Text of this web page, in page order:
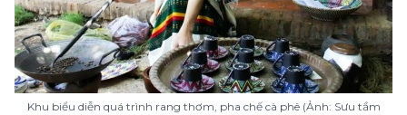
Khu biểu diễn quá trình rang thơm, pha chế cà phê (Ảnh: Sưu tầm